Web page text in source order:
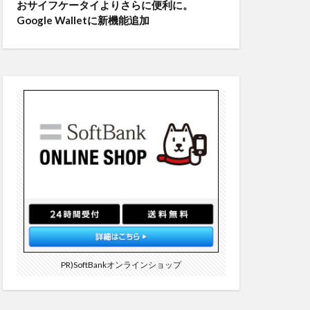
おサイフケータイよりさらに便利に。
Google Walletに新機能追加
PR)SoftBankオンラインショップ